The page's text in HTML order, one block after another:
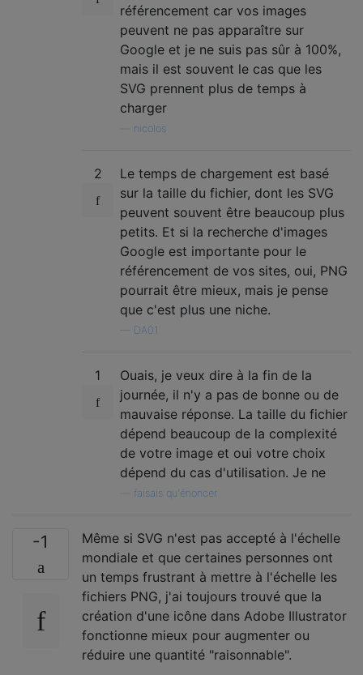
référencement car vos images
peuvent ne pas apparaître sur
Google et je ne suis pas sûr à 100%,
mais il est souvent le cas que les
SVG prennent plus de temps à
charger
nicolos
2
Le temps de chargement est basé
sur la taille du fichier, dont les SVG
peuvent souvent être beaucoup plus
petits. Et si la recherche d'images
Google est importante pour le
référencement de vos sites, oui, PNG
pourrait être mieux, mais je pense
que c'est plus une niche.
DA01
1
Ouais, je veux dire à la fin de la
journée, il n'y a pas de bonne ou de
mauvaise réponse. La taille du fichier
dépend beaucoup de la complexité
de votre image et oui votre choix
dépend du cas d'utilisation. Je ne
faisais qu'énoncer
-1
Même si SVG n'est pas accepté à l'échelle
mondiale et que certaines personnes ont
un temps frustrant à mettre à l'échelle les
fichiers PNG, j'ai toujours trouvé que la
création d'une icône dans Adobe Illustrator
fonctionne mieux pour augmenter ou
réduire une quantité "raisonnable".